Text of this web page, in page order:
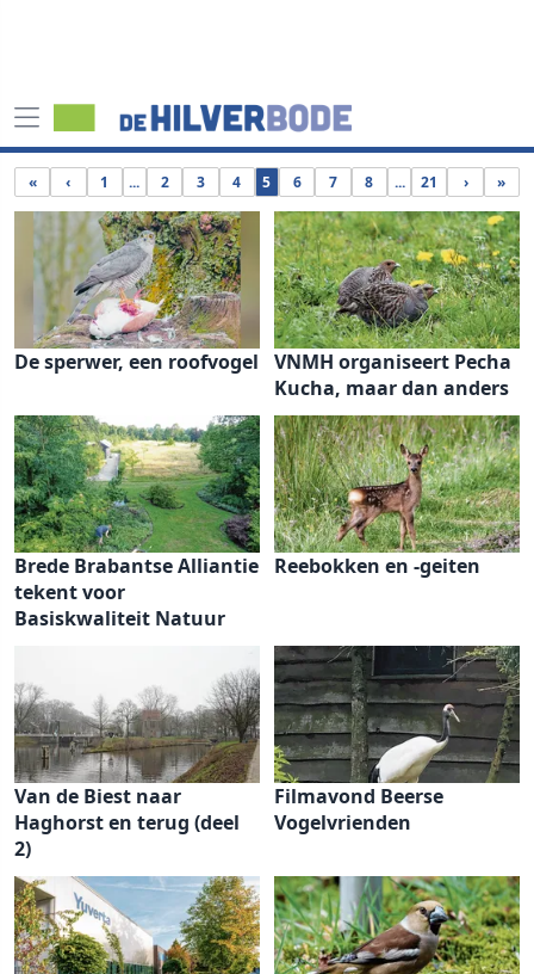
« ‹ 1 ... 2 3 4 5 6 7 8 ... 21 › »
De sperwer, een roofvogel
VNMH organiseert Pecha
Kucha, maar dan anders
Brede Brabantse Alliantie
tekent voor
Basiskwaliteit Natuur
Reebokken en -geiten
Van de Biest naar
Haghorst en terug (deel
2)
Filmavond Beerse
Vogelvrienden